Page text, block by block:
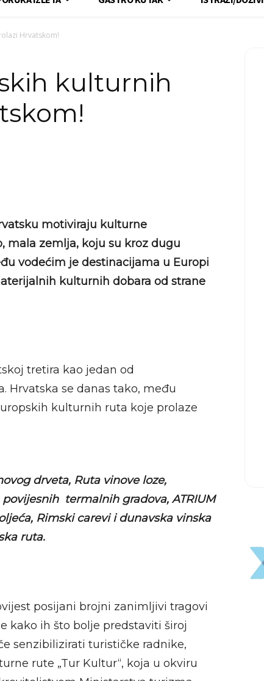
Hrvatskom!
kulturnih
motiviraju kulturne
mala zemlja, koju su kroz dugu
vodećim je destinacijama u Europi
kulturnih dobara od strane
tretira kao jedan od
Hrvatska se danas tako, među
kulturnih ruta koje prolaze
drveta, Ruta vinove loze,
termalnih gradova, ATRIUM
Rimski carevi i dunavska vinska
ruta.
posijani brojni zanimljivi tragovi
kako ih što bolje predstaviti široj
senzibilizirati turističke radnike,
rute „Tur Kultur“, koja u okviru